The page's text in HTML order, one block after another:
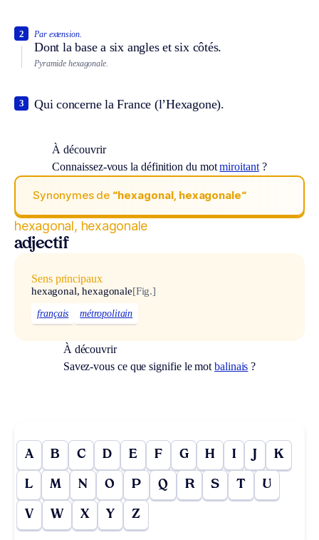
Par extension.
Dont la base a six angles et six côtés.
2
Pyramide hexagonale.
Qui concerne la France (l’Hexagone).
3
À découvrir
Connaissez-vous la définition du motmiroitant?
Synonymes de “hexagonal, hexagonale“
hexagonal, hexagonale
adjectif
Sens principaux
hexagonal, hexagonale[Fig.]
français métropolitain
À découvrir
Savez-vous ce que signifie le motbalinais ?
A B C D E F G H I J K
L M N O P Q R S T U
V W X Y Z